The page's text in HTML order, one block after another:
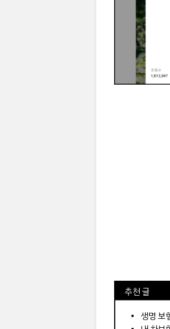
⠀추천 글
⠀­­­­­­­­؜؜؜؜­­­­­­­­؜؜؜؜• 생명 보